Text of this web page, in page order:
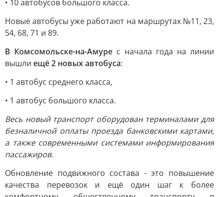
• 10 автобусов большого класса.
Новые автобусы уже работают на маршрутах №11, 23,
54, 68, 71 и 89.
В Комсомольске-на-Амуре с начала года на линии
вышли ещё 2 новых автобуса:
• 1 автобус среднего класса,
• 1 автобус большого класса.
Весь новый транспорт оборудован терминалами для
безналичной оплаты проезда банковскими картами,
а также современными системами информирования
пассажиров.
Обновление подвижного состава - это повышение
качества перевозок и ещё один шаг к более